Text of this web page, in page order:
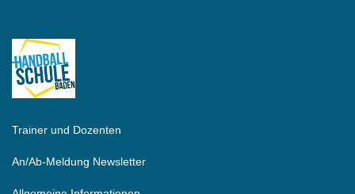
Trainer und Dozenten
An/Ab-Meldung Newsletter